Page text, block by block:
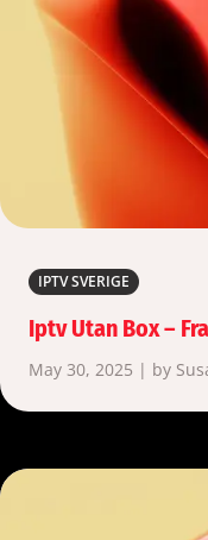
IPTV SVERIGE
Iptv Utan Box –
May 30, 2025 | by